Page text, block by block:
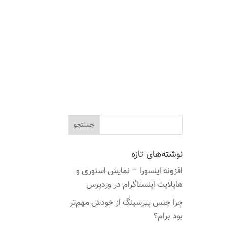
نوشته‌های تازه
افزونه اینسورا – نمایش استوری و
هایلایت اینستاگرام در وردپرس
چرا جنس پیرسینگ از خودش مهم‌تر
بود برام؟